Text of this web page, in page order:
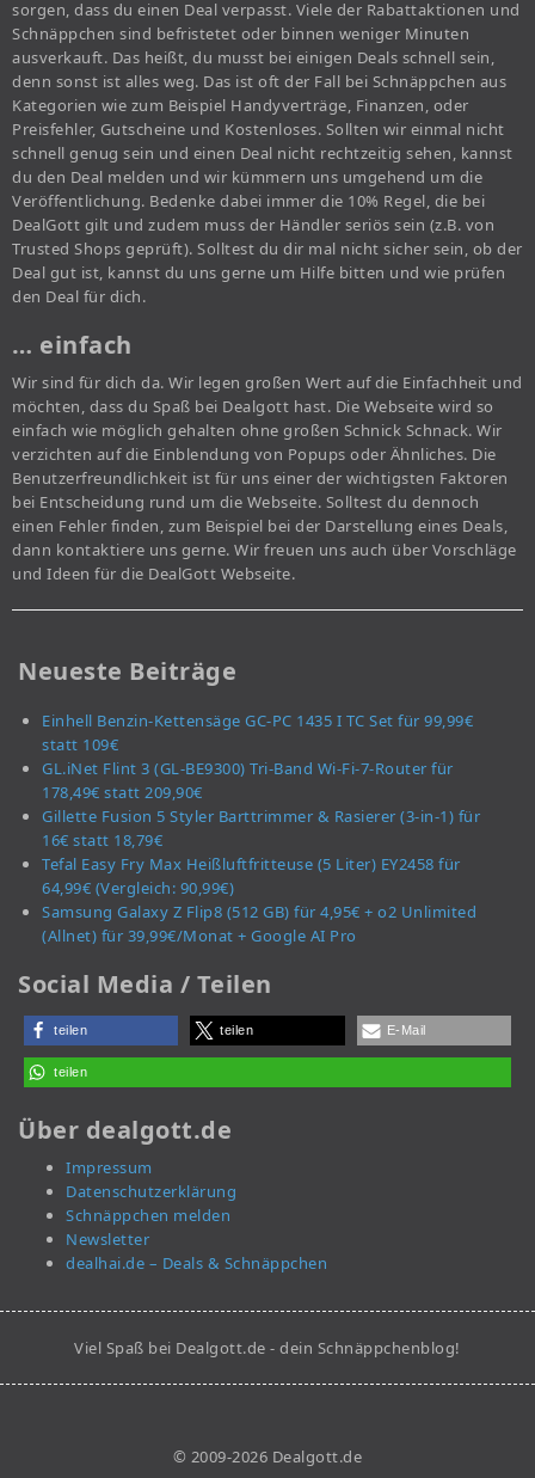
sorgen, dass du einen Deal verpasst. Viele der Rabattaktionen und
Schnäppchen sind befristetet oder binnen weniger Minuten
ausverkauft. Das heißt, du musst bei einigen Deals schnell sein,
denn sonst ist alles weg. Das ist oft der Fall bei Schnäppchen aus
Kategorien wie zum Beispiel Handyverträge, Finanzen, oder
Preisfehler, Gutscheine und Kostenloses. Sollten wir einmal nicht
schnell genug sein und einen Deal nicht rechtzeitig sehen, kannst
du den Deal melden und wir kümmern uns umgehend um die
Veröffentlichung. Bedenke dabei immer die 10% Regel, die bei
DealGott gilt und zudem muss der Händler seriös sein (z.B. von
Trusted Shops geprüft). Solltest du dir mal nicht sicher sein, ob der
Deal gut ist, kannst du uns gerne um Hilfe bitten und wie prüfen
den Deal für dich.
… einfach
Wir sind für dich da. Wir legen großen Wert auf die Einfachheit und
möchten, dass du Spaß bei Dealgott hast. Die Webseite wird so
einfach wie möglich gehalten ohne großen Schnick Schnack. Wir
verzichten auf die Einblendung von Popups oder Ähnliches. Die
Benutzerfreundlichkeit ist für uns einer der wichtigsten Faktoren
bei Entscheidung rund um die Webseite. Solltest du dennoch
einen Fehler finden, zum Beispiel bei der Darstellung eines Deals,
dann kontaktiere uns gerne. Wir freuen uns auch über Vorschläge
und Ideen für die DealGott Webseite.
Neueste Beiträge
Einhell Benzin-Kettensäge GC-PC 1435 I TC Set für 99,99€
statt 109€
GL.iNet Flint 3 (GL-BE9300) Tri-Band Wi-Fi-7-Router für
178,49€ statt 209,90€
Gillette Fusion 5 Styler Barttrimmer & Rasierer (3-in-1) für
16€ statt 18,79€
Tefal Easy Fry Max Heißluftfritteuse (5 Liter) EY2458 für
64,99€ (Vergleich: 90,99€)
Samsung Galaxy Z Flip8 (512 GB) für 4,95€ + o2 Unlimited
(Allnet) für 39,99€/Monat + Google AI Pro
Social Media / Teilen
teilen teilen E-Mail
teilen
Über dealgott.de
Impressum
Datenschutzerklärung
Schnäppchen melden
Newsletter
dealhai.de – Deals & Schnäppchen
Viel Spaß bei Dealgott.de - dein Schnäppchenblog!
© 2009-2026 Dealgott.de